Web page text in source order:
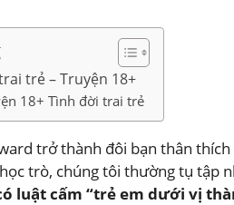
trẻ – Truyện 18+
18+ Tình đời trai trẻ
trở thành đôi bạn thân
trò, chúng tôi thường tụ tập
luật cấm “trẻ em dưới vị